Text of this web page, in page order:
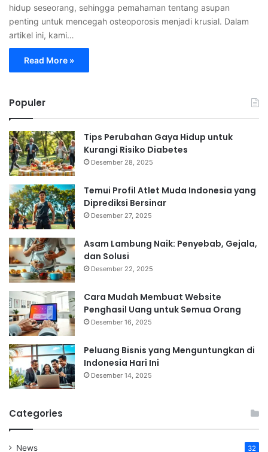
hidup seseorang, sehingga pemahaman tentang asupan
penting untuk mencegah osteoporosis menjadi krusial. Dalam
artikel ini, kami…
Read More »
Populer
Tips Perubahan Gaya Hidup untuk
Kurangi Risiko Diabetes
Desember 28, 2025
Temui Profil Atlet Muda Indonesia yang
Diprediksi Bersinar
Desember 27, 2025
Asam Lambung Naik: Penyebab, Gejala,
dan Solusi
Desember 22, 2025
Cara Mudah Membuat Website
Penghasil Uang untuk Semua Orang
Desember 16, 2025
Peluang Bisnis yang Menguntungkan di
Indonesia Hari Ini
Desember 14, 2025
Categories
News 32